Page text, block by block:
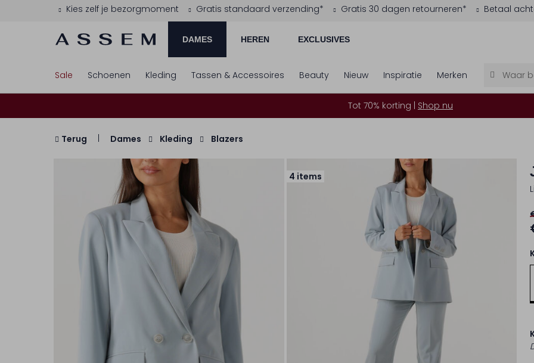
Kies zelf je bezorgmoment Gratis standaard verzending* Gratis 30 dagen retourneren* Betaal
DAMES HEREN EXCLUSIVES
Sale Schoenen Kleding Tassen & Accessoires Beauty Nieuw Inspiratie Merken
Tot 70% korting | Shop nu
Terug Dames Kleding Blazers
4 items